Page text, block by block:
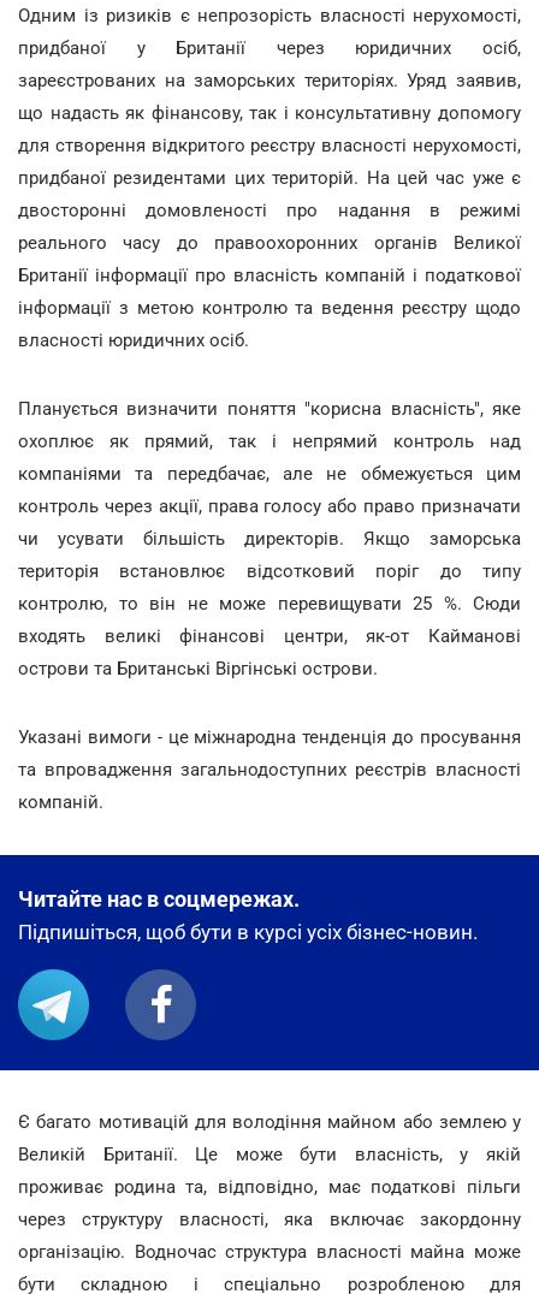
Одним із ризиків є непрозорість власності нерухомості,
придбаної у Британії через юридичних осіб,
зареєстрованих на заморських територіях. Уряд заявив,
що надасть як фінансову, так і консультативну допомогу
для створення відкритого реєстру власності нерухомості,
придбаної резидентами цих територій. На цей час уже є
двосторонні домовленості про надання в режимі
реального часу до правоохоронних органів Великої
Британії інформації про власність компаній і податкової
інформації з метою контролю та ведення реєстру щодо
власності юридичних осіб.
Планується визначити поняття "корисна власність", яке
охоплює як прямий, так і непрямий контроль над
компаніями та передбачає, але не обмежується цим
контроль через акції, права голосу або право призначати
чи усувати більшість директорів. Якщо заморська
територія встановлює відсотковий поріг до типу
контролю, то він не може перевищувати 25 %. Сюди
входять великі фінансові центри, як-от Кайманові
острови та Британські Віргінські острови.
Указані вимоги - це міжнародна тенденція до просування
та впровадження загальнодоступних реєстрів власності
компаній.
Читайте нас в соцмережах.
Підпишіться, щоб бути в курсі усіх бізнес-новин.
Є багато мотивацій для володіння майном або землею у
Великій Британії. Це може бути власність, у якій
проживає родина та, відповідно, має податкові пільги
через структуру власності, яка включає закордонну
організацію. Водночас структура власності майна може
бути складною і спеціально розробленою для